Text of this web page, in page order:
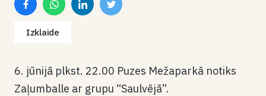
Izklaide
6. jūnijā plkst. 22.00 Puzes Mežaparkā notiks
Zaļumballe ar grupu “Saulvējā”.